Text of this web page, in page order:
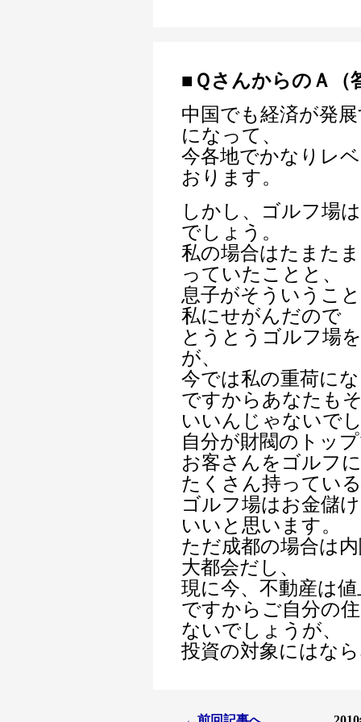
■ＱさんからのＡ（
中国でも経済が発
になって、
今各地でかなりレ
おります。
しかし、ゴルフ場
でしょう。
私の場合はたまた
っていたことと、
息子がそういうこ
私にせがんだので
とうとうゴルフ場
が、
今では私の重荷に
ですからあなたも
いいんじゃないで
自分が財閥のトッ
お客さんをゴルフ
たくさん持ってい
ゴルフ場はお金儲
いいと思います。
ただ成都の場合は
大都会だし、
現に今、不動産は
ですからご自分の
ないでしょうが、
投資の対象にはな